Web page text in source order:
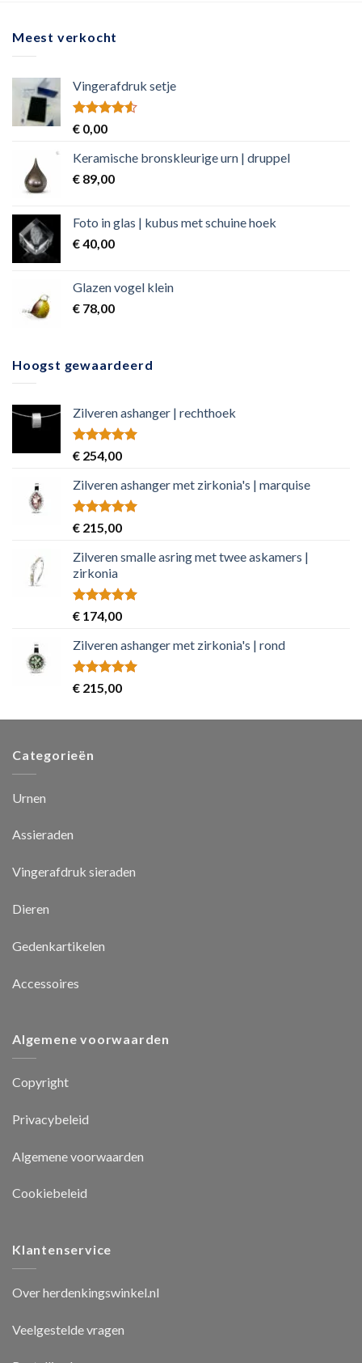
Meest verkocht
Vingerafdruk setje
Rated
4.50
of 5
€ 0,00
Keramische bronskleurige urn | druppel
€ 89,00
Foto in glas | kubus met schuine hoek
€40,00
Glazen vogel klein
€ 78,00
Hoogst gewaardeerd
Zilveren ashanger | rechthoek
Rated5.00
out of 5
€ 254,00
Zilveren ashanger met zirkonia's | marquise
Rated5.00
out of 5
€ 215,00
Zilveren smalle asring met twee askamers |
zirkonia
Rated5.00
out of 5
€ 174,00
Zilveren ashanger met zirkonia's | rond
Rated5.00
out of 5
€ 215,00
Categorieën
Urnen
Assieraden
Vingerafdruk sieraden
Dieren
Gedenkartikelen
Accessoires
Algemene voorwaarden
Copyright
Privacybeleid
Algemene voorwaarden
Cookiebeleid
Klantenservice
Over herdenkingswinkel.nl
Veelgestelde vragen